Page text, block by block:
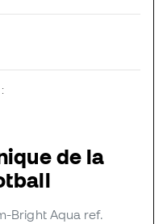
de la
Bright Aqua ref.